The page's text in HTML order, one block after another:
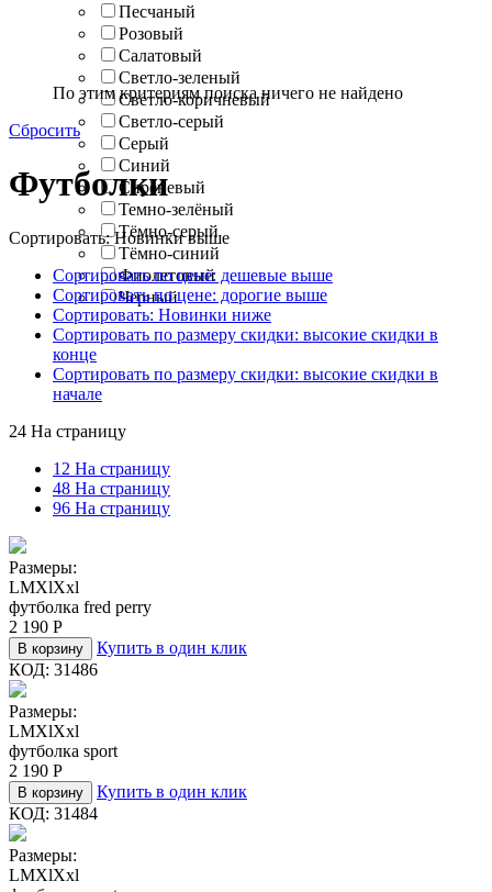
Песчаный
Розовый
Салатовый
Светло-зеленый
Светло-коричневый
Светло-серый
Серый
Синий
Сиреневый
Темно-зелёный
Тёмно-серый
Тёмно-синий
Фиолетовый
Черный
По этим критериям поиска ничего не найдено
Сбросить
Футболки
Сортировать: Новинки выше
Сортировать по цене: дешевые выше
Сортировать по цене: дорогие выше
Сортировать: Новинки ниже
Сортировать по размеру скидки: высокие скидки в
конце
Сортировать по размеру скидки: высокие скидки в
начале
24 На страницу
12 На страницу
48 На страницу
96 На страницу
Размеры:
LMXlXxl
футболка fred perry
2 190 Р
В корзину
Купить в один клик
КОД: 31486
Размеры:
LMXlXxl
футболка sport
2 190 Р
В корзину
Купить в один клик
КОД: 31484
Размеры:
LMXlXxl